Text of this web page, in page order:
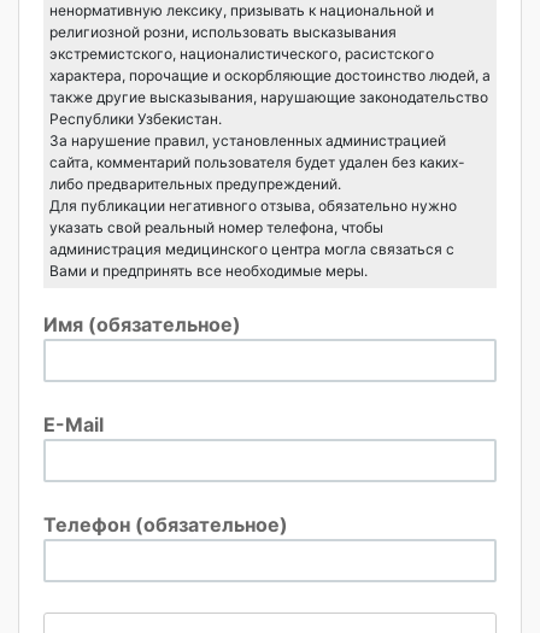
ненормативную лексику, призывать к национальной и
религиозной розни, использовать высказывания
экстремистского, националистического, расистского
характера, порочащие и оскорбляющие достоинство людей, а
также другие высказывания, нарушающие законодательство
Республики Узбекистан.
За нарушение правил, установленных администрацией
сайта, комментарий пользователя будет удален без каких-
либо предварительных предупреждений.
Для публикации негативного отзыва, обязательно нужно
указать свой реальный номер телефона, чтобы
администрация медицинского центра могла связаться с
Вами и предпринять все необходимые меры.
Имя (обязательное)
E-Mail
Телефон (обязательное)